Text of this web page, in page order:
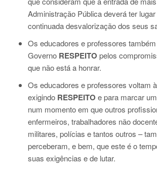
Administração Pública deverá ter
continuada desvalorização dos seus
Os educadores e professores
Governo RESPEITO pelos
que não está a honrar.
Os educadores e professores voltam
exigindo RESPEITO e para marcar
num momento em que outros
enfermeiros, trabalhadores não
militares, polícias e tantos outros –
perceberam, e bem, que este é o
suas exigências e de lutar.